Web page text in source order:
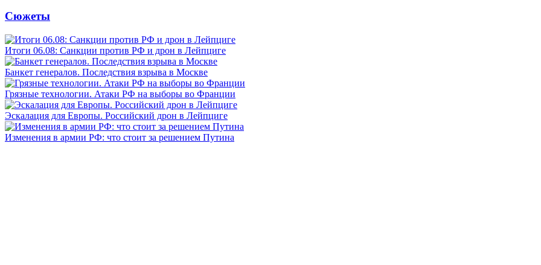
Сюжеты
Итоги 06.08: Санкции против РФ и дрон в Лейпциге
Банкет генералов. Последствия взрыва в Москве
Грязные технологии. Атаки РФ на выборы во Франции
Эскалация для Европы. Российский дрон в Лейпциге
Изменения в армии РФ: что стоит за решением Путина